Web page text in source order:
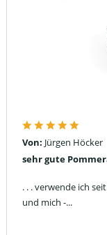
Von: Jürgen Höcker
sehr gute
. . . verwende ich
und mich -...